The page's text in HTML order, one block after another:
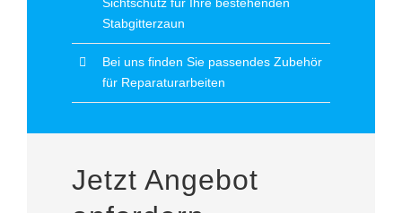
Stabgitterzaun
Bei uns finden Sie passendes Zubehör
für Reparaturarbeiten
Jetzt Angebot